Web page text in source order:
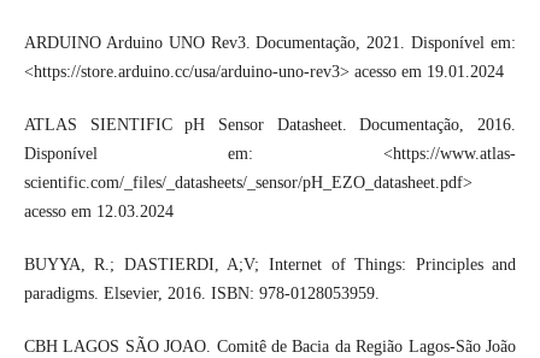
ARDUINO Arduino UNO Rev3. Documentação, 2021. Disponível em:
<https://store.arduino.cc/usa/arduino-uno-rev3> acesso em 19.01.2024
ATLAS SIENTIFIC pH Sensor Datasheet. Documentação, 2016.
Disponível em: <https://www.atlas-
scientific.com/_files/_datasheets/_sensor/pH_EZO_datasheet.pdf>
acesso em 12.03.2024
BUYYA, R.; DASTIERDI, A;V; Internet of Things: Principles and
paradigms. Elsevier, 2016. ISBN: 978-0128053959.
CBH LAGOS SÃO JOAO. Comitê de Bacia da Região Lagos-São João